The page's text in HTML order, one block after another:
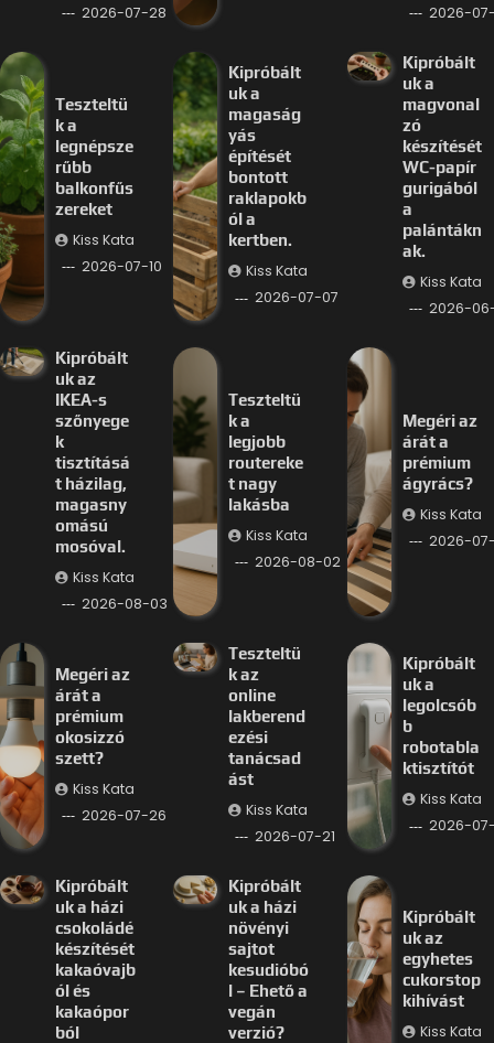
2026-07-28 2026-
Teszteltü
k a
legnépsze
rűbb
balkonfűs
zereket
Kiss Kata
2026-07-10
Kipróbált
uk a
magaság
yás
építését
bontott
raklapokb
ól a
kertben.
Kiss Kata
2026-07-07
Kipróbált
uk a
magvonal
zó
készítését
WC-papír
gurigából
a
palántákn
ak.
Kiss Kata
2026-
Kipróbált
uk az
IKEA-s
szőnyege
k
tisztításá
t házilag,
magasny
omású
mosóval.
Kiss Kata
2026-08-03
Teszteltü
k a
legjobb
routereke
t nagy
lakásba
Kiss Kata
2026-08-02
Megéri az
árát a
prémium
ágyrács?
Kiss Kata
2026-
Megéri az
árát a
prémium
okosizzó
szett?
Kiss Kata
2026-07-26
Teszteltü
k az
online
lakberend
ezési
tanácsad
ást
Kiss Kata
2026-07-21
Kipróbált
uk a
legolcsób
b
robotabla
ktisztítót
Kiss Kata
2026-
Kipróbált
uk a házi
csokoládé
készítését
kakaóvajb
ól és
kakaópor
ból
Kipróbált
uk a házi
növényi
sajtot
kesudióbó
l – Ehető a
vegán
verzió?
Kipróbált
uk az
egyhetes
cukorstop
kihívást
Kiss Kata